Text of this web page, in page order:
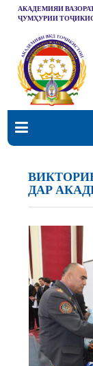
АКАДЕМИЯИ
ҶУМҲУРИИ
ДАР